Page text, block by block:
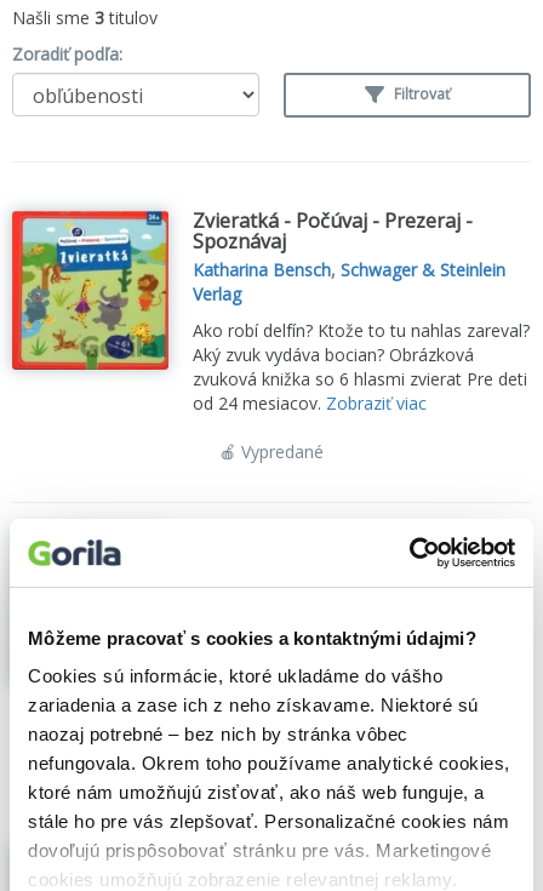
Môžeme pracovať s cookies a kontaktnými údajmi?
Cookies sú informácie, ktoré ukladáme do vášho
zariadenia a zase ich z neho získavame. Niektoré sú
naozaj potrebné – bez nich by stránka vôbec
nefungovala. Okrem toho používame analytické cookies,
ktoré nám umožňujú zisťovať, ako náš web funguje, a
stále ho pre vás zlepšovať. Personalizačné cookies nám
dovoľujú prispôsobovať stránku pre vás. Marketingové
cookies umožňujú zobrazenie relevantnej reklamy.
Našli sme 3titulov
Zoradiť podľa:
Filtrovať
Zvieratká - Počúvaj - Prezeraj -
Spoznávaj
Katharina Bensch,Schwager & Steinlein
Verlag
Ako robí delfín? Ktože to tu nahlas zareval?
Aký zvuk vydáva bocian? Obrázková
zvuková knižka so 6 hlasmi zvierat Pre deti
od 24 mesiacov. Zobraziť viac
🍎 Vypredané
Mláďatká zvierat - Počúvaj - Prezeraj
Katharina Bensch,Schwager & Steinlein
Ako robí žriebätko? Ktože to tu mňauká?
Aký zvuk vydáva sloníča? Obrázková
zvuková knižka so 6 hlasmi zvierat Pre deti
od 24 mesiacov.Zobraziť viac
🍎 Vypredané
Na gazdovstve - Počúvaj - Prezeraj -
Spoznávaj